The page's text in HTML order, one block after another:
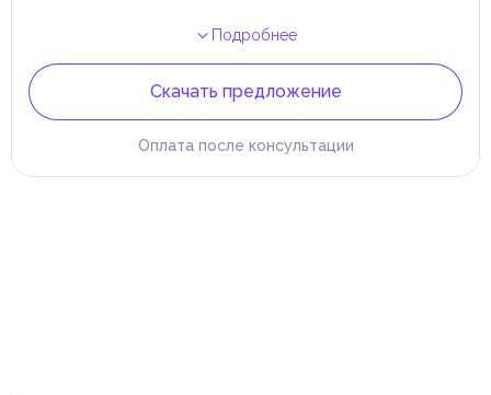
Подробнее
Скачать предложение
Оплата после консультации